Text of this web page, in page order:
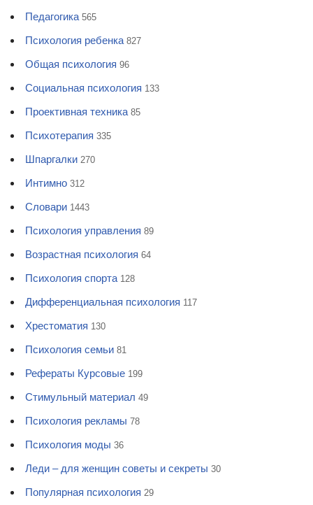
Педагогика 565
Психология ребенка 827
Общая психология 96
Социальная психология 133
Проективная техника 85
Психотерапия 335
Шпаргалки 270
Интимно 312
Словари 1443
Психология управления 89
Возрастная психология 64
Психология спорта 128
Дифференциальная психология 117
Хрестоматия 130
Психология семьи 81
Рефераты Курсовые 199
Стимульный материал 49
Психология рекламы 78
Психология моды 36
Леди – для женщин советы и секреты 30
Популярная психология 29